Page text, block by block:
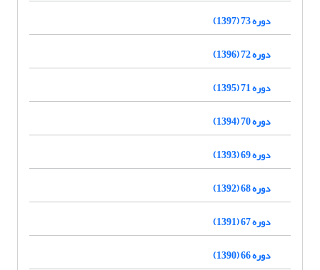
دوره 73 (1397)
دوره 72 (1396)
دوره 71 (1395)
دوره 70 (1394)
دوره 69 (1393)
دوره 68 (1392)
دوره 67 (1391)
دوره 66 (1390)